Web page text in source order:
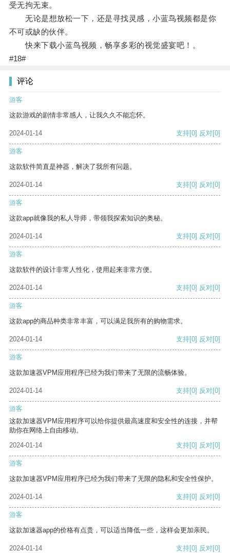
受无拘无束。
无论是想放松一下，还是寻找灵感，小蓝鸟视频都是你
不可或缺的伙伴。
快来下载小蓝鸟视频，畅享多彩的视觉盛宴吧！。
#18#
评论
游客
这款游戏的剧情非常感人，让我久久不能忘怀。
2024-01-14 支持[0] 反对[0]
游客
这款软件简直是神器，解决了我所有问题。
2024-01-14 支持[0] 反对[0]
游客
这款app就像我的私人导师，带领我探索知识的奥秘。
2024-01-14 支持[0] 反对[0]
游客
这款软件的设计非常人性化，使用起来非常方便。
2024-01-14 支持[0] 反对[0]
游客
这款app的商品种类非常丰富，可以满足我所有的购物需求。
2024-01-14 支持[0] 反对[0]
游客
这款加速器VPM应用程序已经为我们带来了无限的流畅体验。
2024-01-14 支持[0] 反对[0]
游客
这款加速器VPM应用程序可以给你提供最高速度和安全性的连接，并帮
助你在网络上自由移动。
2024-01-14
支持[0] 反对[0]
游客
这款加速器VPM应用程序已经为我们带来了无限的隐私和安全性保护。
2024-01-14 支持[0] 反对[0]
游客
这款加速器app的价格有点贵，可以适当降低一些，这样会更加亲民。
2024-01-14 支持[0] 反对[0]